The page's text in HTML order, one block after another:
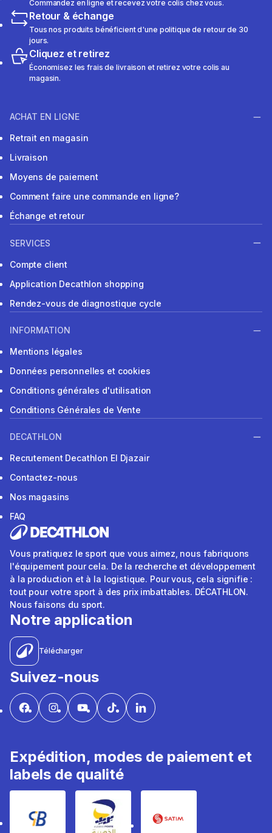
Commandez en ligne et recevez votre colis chez vous.
Retour & échange
Tous nos produits bénéficient d'une politique de retour de 30
jours.
Cliquez et retirez
Économisez les frais de livraison et retirez votre colis au
magasin.
ACHAT EN LIGNE
Retrait en magasin
Livraison
Moyens de paiement
Comment faire une commande en ligne?
Échange et retour
SERVICES
Compte client
Application Decathlon shopping
Rendez-vous de diagnostique cycle
INFORMATION
Mentions légales
Données personnelles et cookies
Conditions générales d'utilisation
Conditions Générales de Vente
DECATHLON
Recrutement Decathlon El Djazair
Contactez-nous
Nos magasins
FAQ
Vous pratiquez le sport que vous aimez, nous fabriquons
l'équipement pour cela. De la recherche et développement
à la production et à la logistique. Pour vous, cela signifie :
tout pour votre sport à des prix imbattables. DÉCATHLON.
Nous faisons du sport.
Notre application
Télécharger
Suivez-nous
Expédition, modes de paiement et
labels de qualité